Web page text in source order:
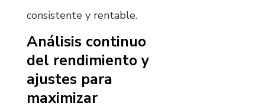
consistente y rentable.
Análisis continuo
del rendimiento y
ajustes para
maximizar